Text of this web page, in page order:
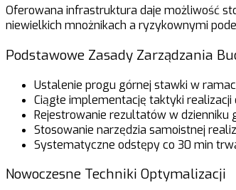
Oferowana infrastruktura daje możliwość
niewielkich mnożnikach a ryzykownymi
Podstawowe Zasady Zarządzania
Ustalenie progu górnej stawki w
Ciągłe implementację taktyki
Rejestrowanie rezultatów w
Stosowanie narzędzia samoistnej
Systematyczne odstępy co 30 min
Nowoczesne Techniki Optymalizacji